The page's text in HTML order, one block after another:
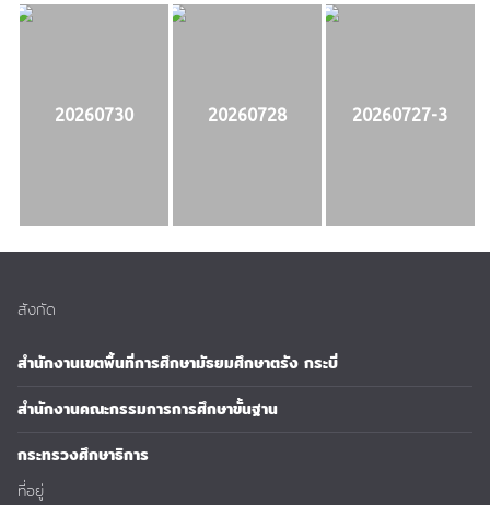
20260730 20260728 20260727-3
สังกัด
สำนักงานเขตพื้นที่การศึกษามัธยมศึกษาตรัง กระบี่
สำนักงานคณะกรรมการการศึกษาขั้นฐาน
กระทรวงศึกษาธิการ
ที่อยู่